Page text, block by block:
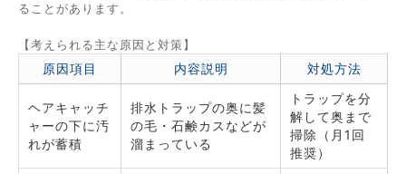
ることがあります。
【考えられる主な原因と対策】
原因項目 内容説明 対処方法
ヘアキャッチ
ャーの下に汚
れが蓄積
排水トラップの奥に髪
の毛・石鹸カスなどが
溜まっている
トラップを分
解して奥まで
掃除（月1回
推奨）